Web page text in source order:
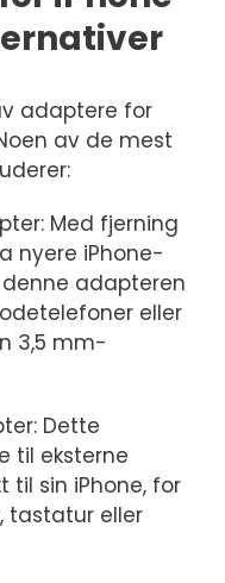
adaptere for
av de mest
Med fjerning
nyere iPhone-
adapteren
eller
3,5 mm-
Dette
til eksterne
til sin iPhone, for
tastatur eller